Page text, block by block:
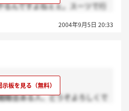
んですよねぇぇ。スーツで行
2004年9月5日 20:33
睦会ある人、どうぞよろしくで